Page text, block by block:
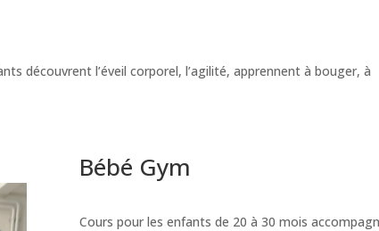
découvrent l’éveil corporel, l’agilité, apprennent à bouger, à
Bébé Gym
Cours pour les enfants de 20 à 30 mois